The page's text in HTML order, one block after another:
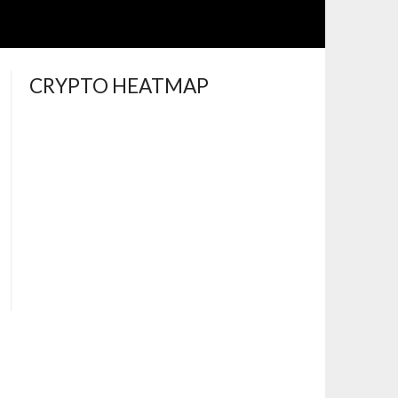
CRYPTO HEATMAP